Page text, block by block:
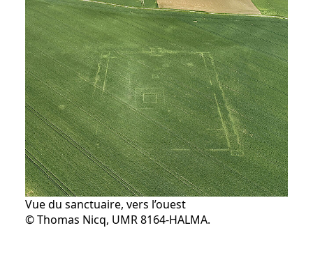
Vue du sanctuaire, vers l’ouest
© Thomas Nicq, UMR 8164-HALMA.